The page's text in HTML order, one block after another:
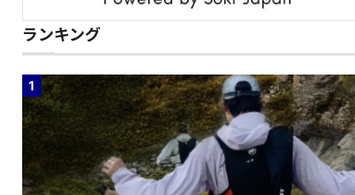
ランキング
1